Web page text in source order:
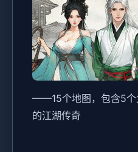
——15个地图，包含5个
的江湖传奇